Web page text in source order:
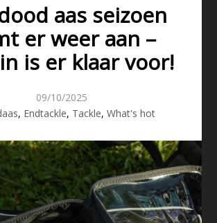
aas seizoen
er weer aan –
is er klaar voor!
09/10/2025
, Endtackle, Tackle, What's hot